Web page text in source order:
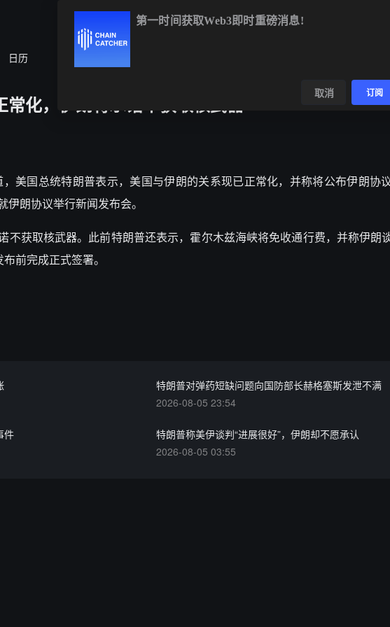
日历
化，伊朗将承诺不获取核武器
美国总统特朗普表示，美国与伊朗的关系现已正常化，并称将公布伊朗协
朗协议举行新闻发布会。
不获取核武器。此前特朗普还表示，霍尔木兹海峡将免收通行费，并称伊朗
前完成正式签署。
特朗普对弹药短缺问题向国防部长赫格塞斯发泄不满
2026-08-05 23:54
件
特朗普称美伊谈判“进展很好”，伊朗却不愿承认
2026-08-05 03:55
第一时间获取Web3即时重磅消息!
取消 订阅